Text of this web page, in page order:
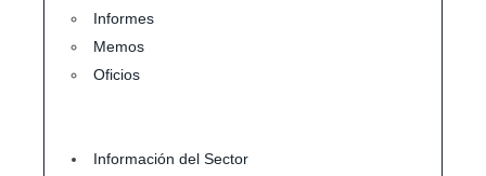
Informes
Memos
Oficios
Información del Sector